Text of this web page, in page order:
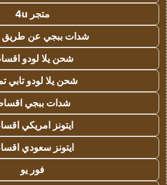
متجر 4u
شدات ببجي عن طريق
شحن يلا لودو
شحن يلا لودو تابي
شدات ببجي
ايتونز امريكي
ايتونز سعودي
فور يو